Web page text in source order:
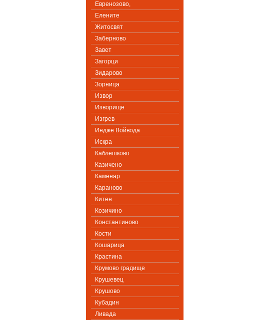
Евренозово,
Елените
Житосвят
Заберново
Завет
Загорци
Зидарово
Зорница
Извор
Изворище
Изгрев
Индже Войвода
Искра
Каблешково
Казичено
Каменар
Караново
Китен
Козичино
Константиново
Кости
Кошарица
Крастина
Крумово градище
Крушевец
Крушово
Кубадин
Ливада